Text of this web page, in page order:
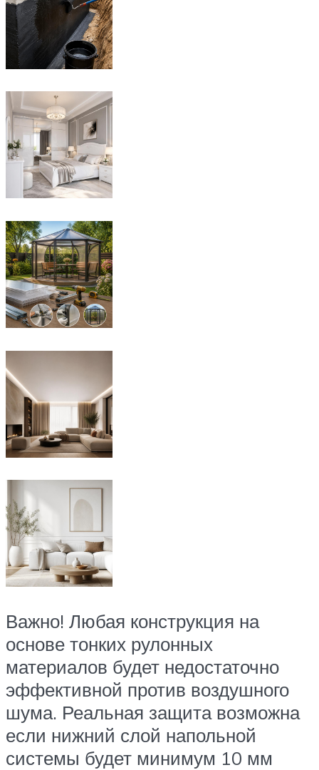
Важно! Любая конструкция на
основе тонких рулонных
материалов будет недостаточно
эффективной против воздушного
шума. Реальная защита возможна
если нижний слой напольной
системы будет минимум 10 мм